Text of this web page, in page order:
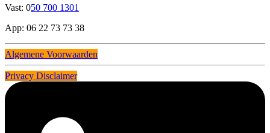
Vast: 050 700 1301
App: 06 22 73 73 38
Algemene Voorwaarden
Privacy Disclaimer